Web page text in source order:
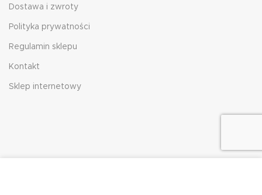
Dostawa i zwroty
Polityka prywatności
Regulamin sklepu
Kontakt
Sklep internetowy